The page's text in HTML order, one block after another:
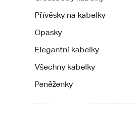
Přívěsky na kabelky
Opasky
Elegantní kabelky
Všechny kabelky
Peněženky